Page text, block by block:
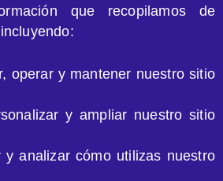
que recopilamos de
operar y mantener nuestro sitio
y ampliar nuestro sitio
y analizar cómo utilizas nuestro